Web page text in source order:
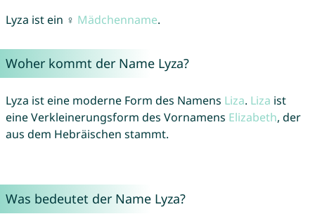
Lyza ist ein ♀ Mädchenname.
Woher kommt der Name Lyza?
Lyza ist eine moderne Form des Namens Liza. Liza ist
eine Verkleinerungsform des Vornamens Elizabeth, der
aus dem Hebräischen stammt.
Was bedeutet der Name Lyza?